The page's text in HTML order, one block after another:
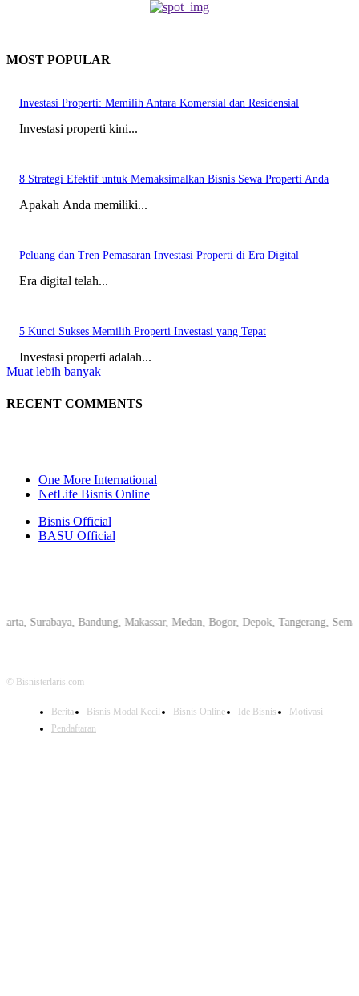
MOST POPULAR
Investasi Properti: Memilih Antara Komersial dan Residensial
Investasi properti kini...
8 Strategi Efektif untuk Memaksimalkan Bisnis Sewa Properti Anda
Apakah Anda memiliki...
Peluang dan Tren Pemasaran Investasi Properti di Era Digital
Era digital telah...
5 Kunci Sukses Memilih Properti Investasi yang Tepat
Investasi properti adalah...
Muat lebih banyak
RECENT COMMENTS
One More International
NetLife Bisnis Online
Bisnis Official
BASU Official
Bandung, Makassar, Medan, Bogor, Depok, Tangerang, Semarang,
© Bisnisterlaris.com
Berita Bisnis Modal Kecil Bisnis Online Ide Bisnis
Motivasi
Pendaftaran